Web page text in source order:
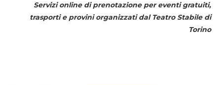
Servizi online di prenotazione per eventi gratuiti,
trasporti e provini organizzati dal Teatro Stabile di
Torino